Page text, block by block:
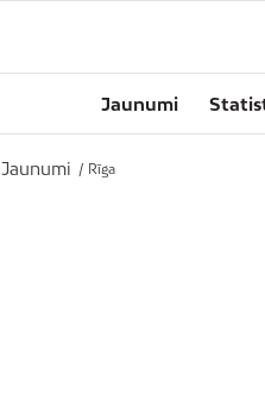
Jaunumi
Jaunumi / Rīga